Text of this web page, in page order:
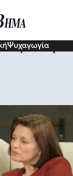
Ψυχαγωγία
θλιβερά